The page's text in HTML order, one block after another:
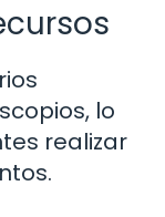
lo
realizar